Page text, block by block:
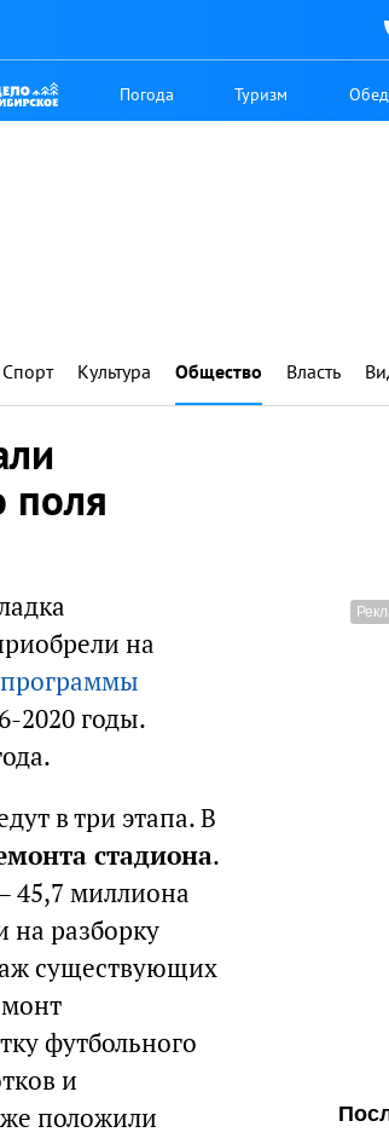
Погода Туризм Обед
Спорт Культура Общество Власть
поля
на
2020 годы.
в три этапа. В
стадиона.
45,7 миллиона
на разборку
существующих
футбольного
и
положили